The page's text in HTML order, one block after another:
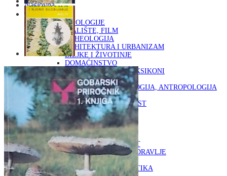
Naslovna
KNJIGE
OD ARHEOLOGIJE
DO KAZALIŠTE, FILM
ARHEOLOGIJA
ARHITEKTURA I URBANIZAM
BILJKE I ŽIVOTINJE
DOMAĆINSTVO
ENCIKLOPEDIJE I LEKSIKONI
ETNOLOGIJA
FILOZOFIJA, SOCIOLOGIJA, ANTROPOLOGIJA
FOTOGRAFIJA
GLAZBENA UMJETNOST
KAZALIŠTE, FILM
OD KNJIŽEVNOST
DO RELIGIJA
KNJIŽEVNOST
LIKOVNA UMJETNOST
LJEKOVITO BILJE I ZDRAVLJE
MITOLOGIJA
POVIJEST I PUBLICISTIKA